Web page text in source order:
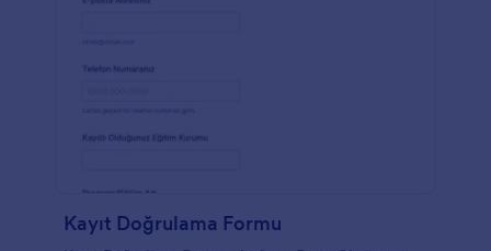
Kayıt Doğrulama Formu